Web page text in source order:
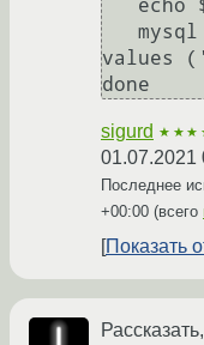
values
sigurd
01.07.2021
Последнее
+00:00 (всего
Показать